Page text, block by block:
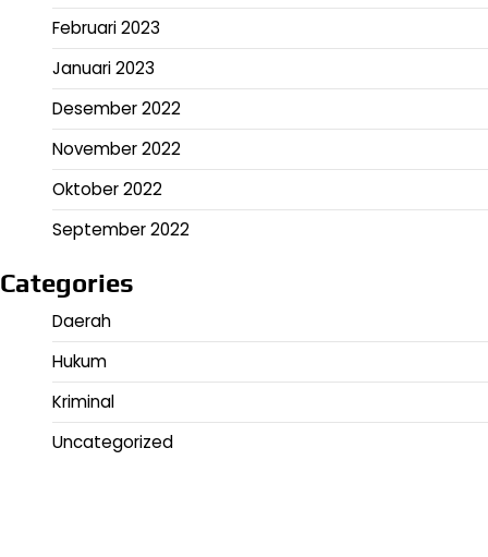
Februari 2023
Januari 2023
Desember 2022
November 2022
Oktober 2022
September 2022
Categories
Daerah
Hukum
Kriminal
Uncategorized